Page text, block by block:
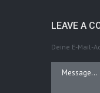
LEAVE A
Deine E-Mail-